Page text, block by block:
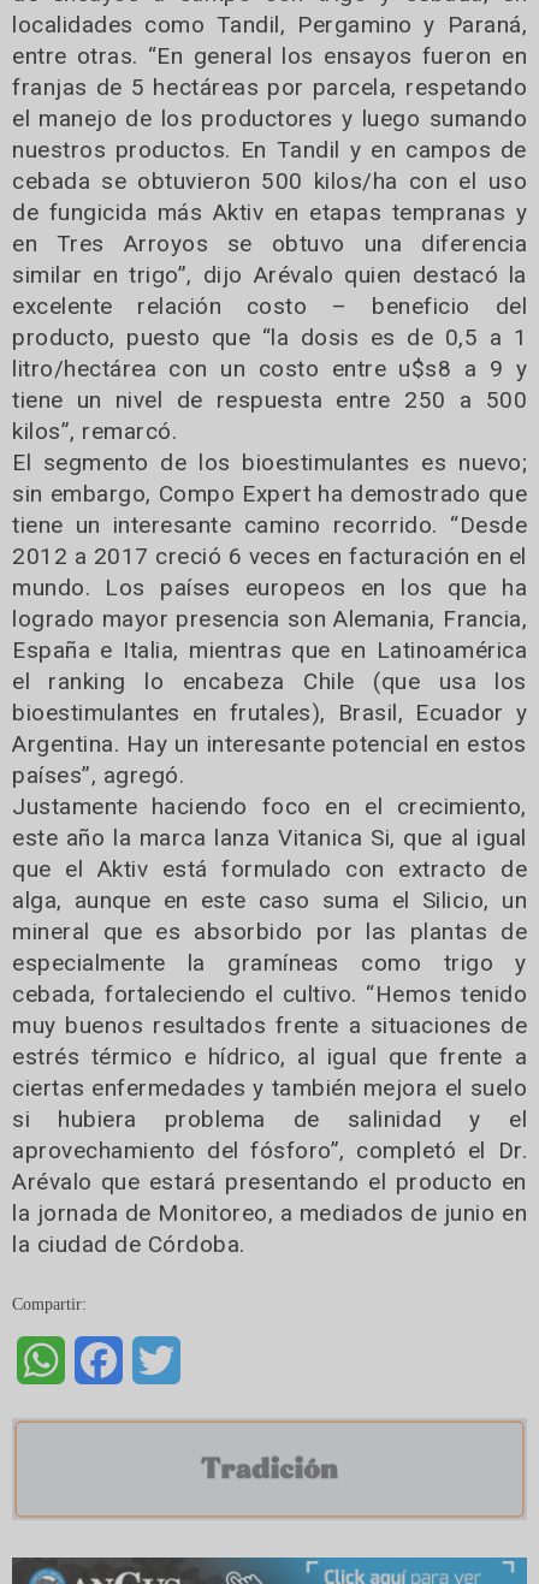
localidades como Tandil, Pergamino y Paraná,
entre otras. “En general los ensayos fueron en
franjas de 5 hectáreas por parcela, respetando
el manejo de los productores y luego sumando
nuestros productos. En Tandil y en campos de
cebada se obtuvieron 500 kilos/ha con el uso
de fungicida más Aktiv en etapas tempranas y
en Tres Arroyos se obtuvo una diferencia
similar en trigo”, dijo Arévalo quien destacó la
excelente relación costo – beneficio del
producto, puesto que “la dosis es de 0,5 a 1
litro/hectárea con un costo entre u$s8 a 9 y
tiene un nivel de respuesta entre 250 a 500
kilos”, remarcó.
El segmento de los bioestimulantes es nuevo;
sin embargo, Compo Expert ha demostrado que
tiene un interesante camino recorrido. “Desde
2012 a 2017 creció 6 veces en facturación en el
mundo. Los países europeos en los que ha
logrado mayor presencia son Alemania, Francia,
España e Italia, mientras que en Latinoamérica
el ranking lo encabeza Chile (que usa los
bioestimulantes en frutales), Brasil, Ecuador y
Argentina. Hay un interesante potencial en estos
países”, agregó.
Justamente haciendo foco en el crecimiento,
este año la marca lanza Vitanica Si, que al igual
que el Aktiv está formulado con extracto de
alga, aunque en este caso suma el Silicio, un
mineral que es absorbido por las plantas de
especialmente la gramíneas como trigo y
cebada, fortaleciendo el cultivo. “Hemos tenido
muy buenos resultados frente a situaciones de
estrés térmico e hídrico, al igual que frente a
ciertas enfermedades y también mejora el suelo
si hubiera problema de salinidad y el
aprovechamiento del fósforo”, completó el Dr.
Arévalo que estará presentando el producto en
la jornada de Monitoreo, a mediados de junio en
la ciudad de Córdoba.
Compartir:
WhatsAppFacebook